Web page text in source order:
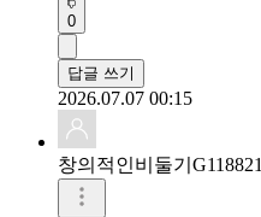
0
답글 쓰기
2026.07.07 00:15
창의적인비둘기G118821